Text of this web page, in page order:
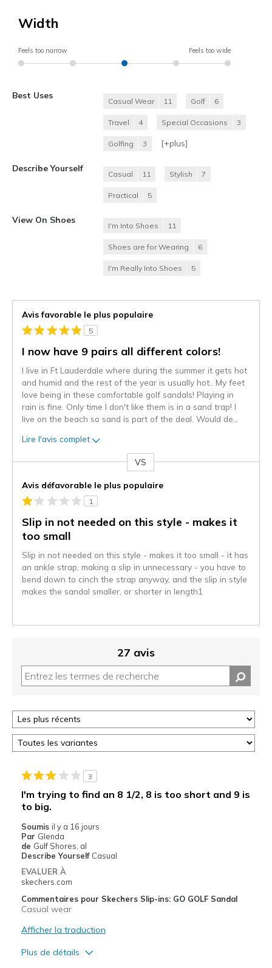
Width
Feels too narrow Feels too wide
Best Uses
Casual Wear 11 Golf 6
Travel 4 Special Occasions 3
Golfing 3 [+plus]
Describe Yourself
Casual 11 Stylish 7
Practical 5
View On Shoes
I'm Into Shoes 11
Shoes are for Wearing 6
I'm Really Into Shoes 5
Avis favorable le plus populaire
5
I now have 9 pairs all different colors!
I live in Ft Lauderdale where during the summer it gets hot
and humid and the rest of the year is usually hot.. My feet
love being in these comfortable golf sandals! Playing in
rain is fine. Only time I don't like them is in a sand trap! I
live on the beach so sand is part of the deal. Would de
Lire l'avis complet
projecteur
sur
les
critiques
VS
Avis défavorable le plus populaire
1
Slip in not needed on this style - makes it
too small
Slip in not needed on this style - makes it too small - it has
an ankle strap, making a slip in unnecessary - you have to
bend down to cinch the strap anyway, and the slip in style
makes the sandal smaller, or shorter in length1
27 avis
3
I'm trying to find an 8 1/2, 8 is too short and 9 is
to big.
Soumis il y a 16 jours
Par Glenda
de Gulf Shores, al
Describe Yourself Casual
EVALUER À
skechers.com
Commentaires pour Skechers Slip-ins: GO GOLF Sandal
Casual wear
Afficher la traduction
Plus de détails